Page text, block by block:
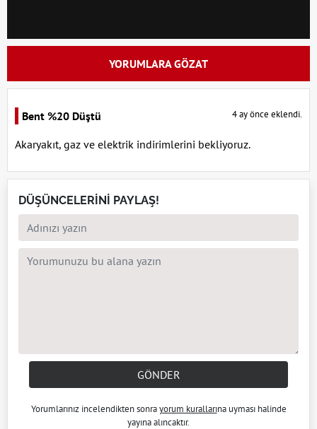
YORUMLARA GÖZAT
Bent %20 Düştü 4 ay önce eklendi.
Akaryakıt, gaz ve elektrik indirimlerini bekliyoruz.
DÜŞÜNCELERİNİ PAYLAŞ!
GÖNDER
Yorumlarınız incelendikten sonrayorum kurallarına uyması halinde
yayına alıncaktır.